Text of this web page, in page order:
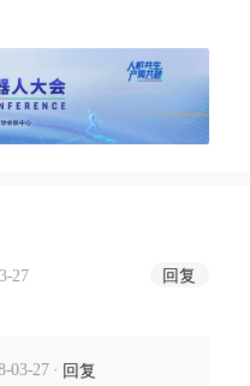
27 回复
03-27 · 回复